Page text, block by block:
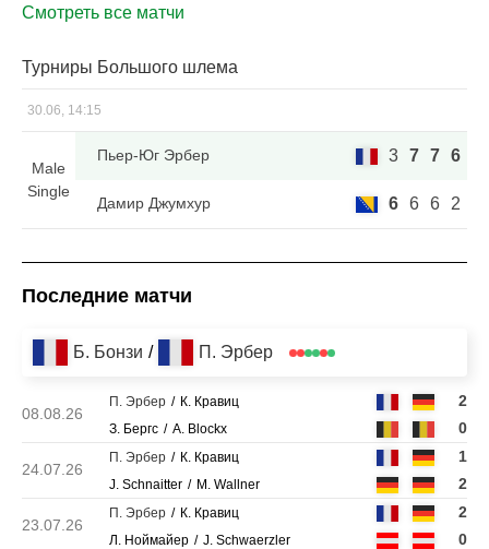
Смотреть все матчи
Турниры Большого шлема
30.06, 14:15
Male
Single
Пьер-Юг Эрбер 3 7 7 6
Дамир Джумхур 6 6 6 2
Последние матчи
Б. Бонзи П. Эрбер
08.08.26
П. Эрбер К. Кравиц 2
З. Бергс A. Blockx 0
24.07.26
П. Эрбер К. Кравиц 1
J. Schnaitter M. Wallner 2
23.07.26
П. Эрбер К. Кравиц 2
Л. Ноймайер J. Schwaerzler 0